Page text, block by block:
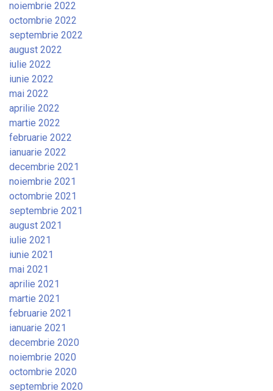
noiembrie 2022
octombrie 2022
septembrie 2022
august 2022
iulie 2022
iunie 2022
mai 2022
aprilie 2022
martie 2022
februarie 2022
ianuarie 2022
decembrie 2021
noiembrie 2021
octombrie 2021
septembrie 2021
august 2021
iulie 2021
iunie 2021
mai 2021
aprilie 2021
martie 2021
februarie 2021
ianuarie 2021
decembrie 2020
noiembrie 2020
octombrie 2020
septembrie 2020